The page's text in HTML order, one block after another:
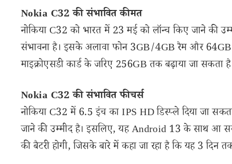
Nokia C32 की संभावित कीमत
नोकिया C32 को भारत में 23 मई को लॉन्च किए जाने की
संभावना है। इसके अलावा फोन 3GB/4GB रैम और
माइक्रोएसडी कार्ड के जरिए 256GB तक बढ़ाया जा
Nokia C32 की संभावित फीचर्स
नोकिया C32 में 6.5 इंच का IPS HD डिस्प्ले दिया जा
जाने की उम्मीद है। इसलिए, यह Android 13 के साथ आ
की बैटरी होगी, जिसके बारे में कहा जा रहा है कि यह 3 दिन